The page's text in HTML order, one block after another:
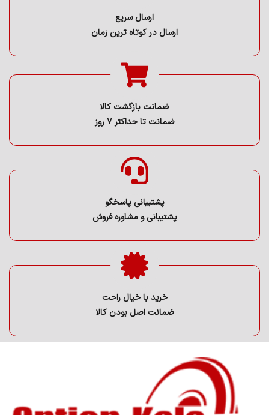
ارسال در کوتاه ترین زمان
ارسال سریع
ضمانت تا حداکثر 7 روز
ضمانت بازگشت کالا
پشتیبانی و مشاوره فروش
پشتیبانی پاسخگو
ضمانت اصل بودن کالا
خرید با خیال راحت